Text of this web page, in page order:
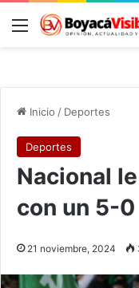
Menú
Inicio / Deportes
Deportes
Nacional
con un 5-0
21 noviembre, 2024